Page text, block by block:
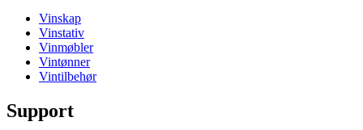
Vinskap
Vinstativ
Vinmøbler
Vintønner
Vintilbehør
Support